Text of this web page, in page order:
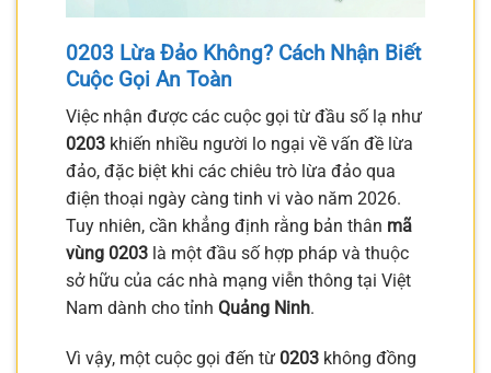
0203 Lừa Đảo Không? Cách Nhận Biết
Cuộc Gọi An Toàn
Việc nhận được các cuộc gọi từ đầu số lạ như
0203 khiến nhiều người lo ngại về vấn đề lừa
đảo, đặc biệt khi các chiêu trò lừa đảo qua
điện thoại ngày càng tinh vi vào năm 2026.
Tuy nhiên, cần khẳng định rằng bản thân mã
vùng 0203 là một đầu số hợp pháp và thuộc
sở hữu của các nhà mạng viễn thông tại Việt
Nam dành cho tỉnh Quảng Ninh.
Vì vậy, một cuộc gọi đến từ 0203 không đồng